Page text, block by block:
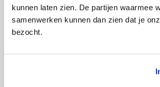
kunnen laten zien. De partijen waarmee
samenwerken kunnen dan zien dat je
bezocht.
meer zekerheid, maar het kost je
Blijf jezelf altijd afvragen of
het geld waard is
Verzekeren via deelsites wordt